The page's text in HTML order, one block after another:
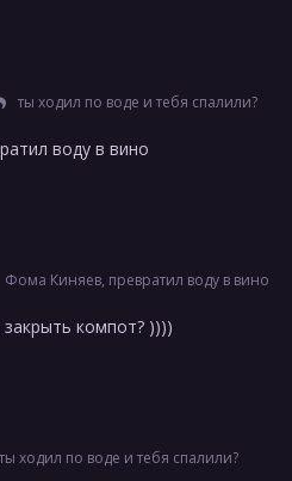
ты ходил по воде и тебя спалили?
воду в вино
Фома Киняев, превратил воду в вино
компот? ))))
ты ходил по воде и тебя спалили?